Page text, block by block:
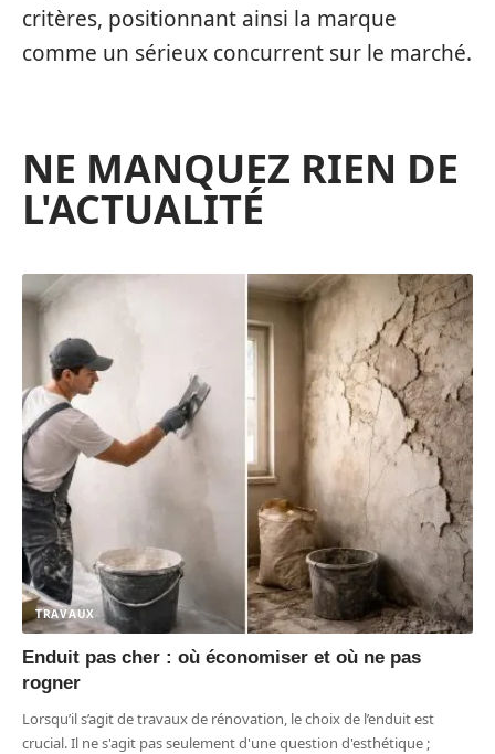
critères, positionnant ainsi la marque
comme un sérieux concurrent sur le marché.
NE MANQUEZ RIEN DE
L'ACTUALITÉ
TRAVAUX
Enduit pas cher : où économiser et où ne pas
rogner
Lorsqu’il s’agit de travaux de rénovation, le choix de l’enduit est
crucial. Il ne s'agit pas seulement d'une question d'esthétique ;